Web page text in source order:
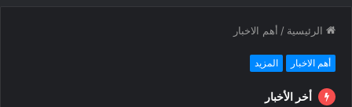
الرئيسية / أهم الاخبار
أهم الاخبار المزيد
أخر الأخبار